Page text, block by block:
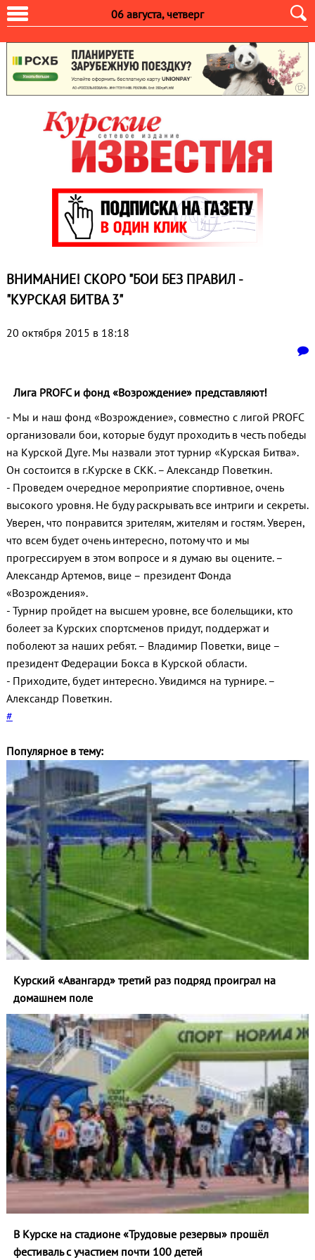
06 августа, четверг
ВНИМАНИЕ! СКОРО "БОИ БЕЗ ПРАВИЛ -
"КУРСКАЯ БИТВА 3"
20 октября 2015 в 18:18
Лига PROFC и фонд «Возрождение» представляют!
- Мы и наш фонд «Возрождение», совместно с лигой PROFC
организовали бои, которые будут проходить в честь победы
на Курской Дуге. Мы назвали этот турнир «Курская Битва».
Он состоится в г.Курске в СКК. – Александр Поветкин.
- Проведем очередное мероприятие спортивное, очень
высокого уровня. Не буду раскрывать все интриги и секреты.
Уверен, что понравится зрителям, жителям и гостям. Уверен,
что всем будет очень интересно, потому что и мы
прогрессируем в этом вопросе и я думаю вы оцените. –
Александр Артемов, вице – президент Фонда
«Возрождения».
- Турнир пройдет на высшем уровне, все болельщики, кто
болеет за Курских спортсменов придут, поддержат и
поболеют за наших ребят. – Владимир Поветки, вице –
президент Федерации Бокса в Курской области.
- Приходите, будет интересно. Увидимся на турнире. –
Александр Поветкин.
#
Популярное в тему:
Курский «Авангард» третий раз подряд проиграл на
домашнем поле
В Курске на стадионе «Трудовые резервы» прошёл
фестиваль с участием почти 100 детей